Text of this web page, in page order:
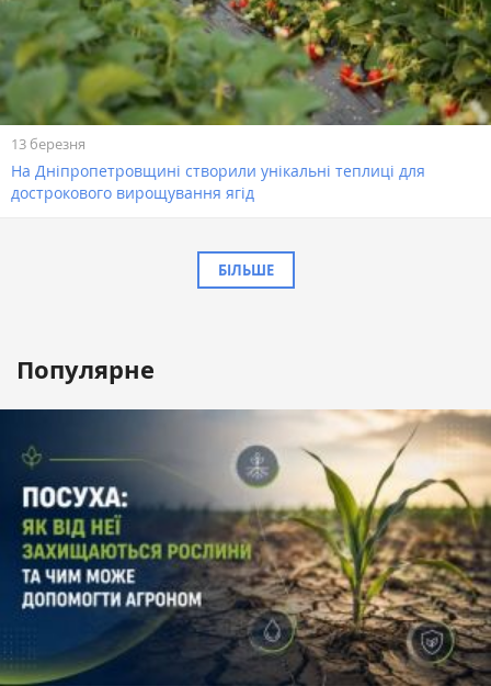
13 березня
На Дніпропетровщині створили унікальні теплиці для
дострокового вирощування ягід
БІЛЬШЕ
Популярне